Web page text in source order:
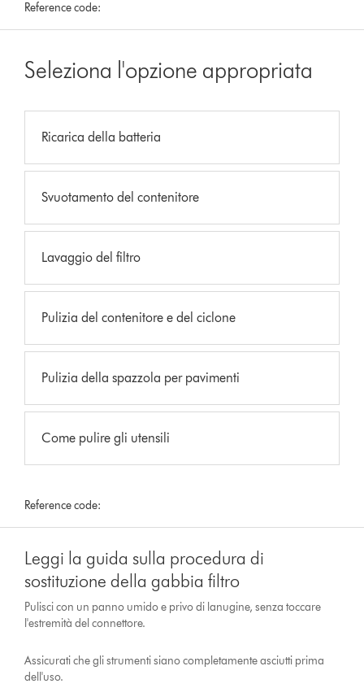
Reference code:
Seleziona l'opzione appropriata
Ricarica della batteria
Svuotamento del contenitore
Lavaggio del filtro
Pulizia del contenitore e del ciclone
Pulizia della spazzola per pavimenti
Come pulire gli utensili
Reference code:
Leggi la guida sulla procedura di
sostituzione della gabbia filtro
Pulisci con un panno umido e privo di lanugine, senza toccare
l'estremità del connettore.
Assicurati che gli strumenti siano completamente asciutti prima
dell'uso.